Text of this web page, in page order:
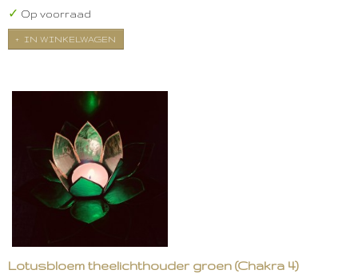
✓ Op voorraad
IN WINKELWAGEN
Lotusbloem theelichthouder groen (Chakra 4)